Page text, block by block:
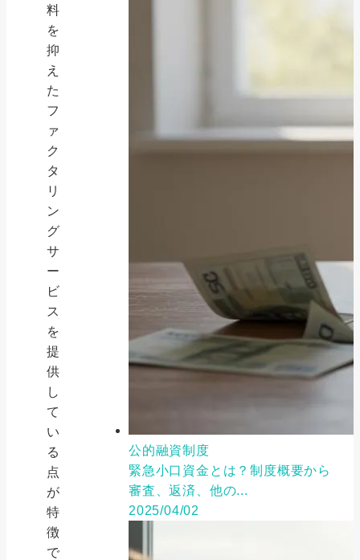
料
を
抑
え
た
フ
ァ
ク
タ
リ
ン
グ
サ
ー
ビ
ス
を
提
供
し
て
い
る
点
が
特
徴
で
公的融資制度
緊急小口資金とは？制度概要から
審査、返済、他の...
2025/04/02